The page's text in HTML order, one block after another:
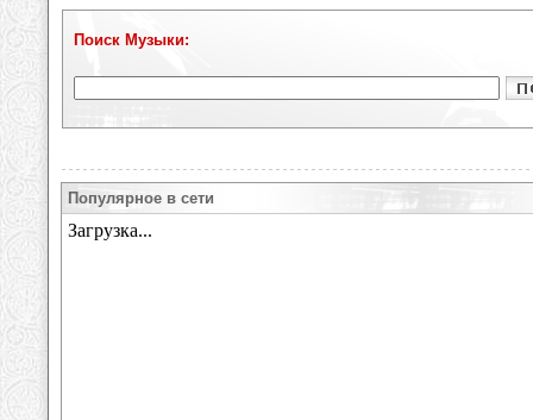
Поиск Музыки:
Популярное в сети